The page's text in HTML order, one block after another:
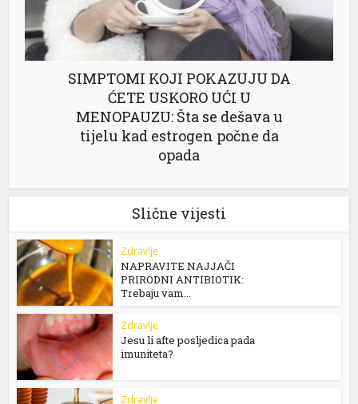
SIMPTOMI KOJI POKAZUJU DA
ĆETE USKORO UĆI U
MENOPAUZU: Šta se dešava u
tijelu kad estrogen počne da
opada
Slične vijesti
Zdravlje
NAPRAVITE NAJJAČI
PRIRODNI ANTIBIOTIK:
Trebaju vam...
Zdravlje
Jesu li afte posljedica pada
imuniteta?
Zdravlje